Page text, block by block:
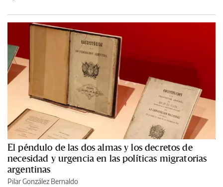
El péndulo de las dos almas y los decretos de
necesidad y urgencia en las políticas migratorias
argentinas
Pilar González Bernaldo